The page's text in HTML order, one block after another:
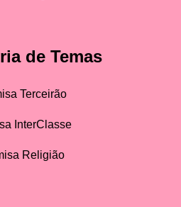
de Temas
Terceirão
InterClasse
Religião